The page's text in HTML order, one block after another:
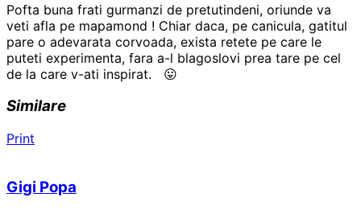
Pofta buna frati gurmanzi de pretutindeni, oriunde va
veti afla pe mapamond ! Chiar daca, pe canicula, gatitul
pare o adevarata corvoada, exista retete pe care le
puteti experimenta, fara a-l blagoslovi prea tare pe cel
de la care v-ati inspirat. 😛
Similare
Print
Gigi Popa